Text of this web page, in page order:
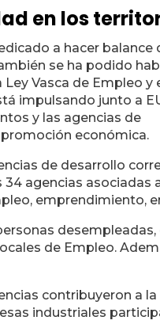
en los
a hacer balance
se ha podido
Vasca de Empleo y
impulsando junto a
y las agencias de
económica.
de desarrollo
agencias asociadas
emprendimiento,
de Empleo.
contribuyeron a
industriales